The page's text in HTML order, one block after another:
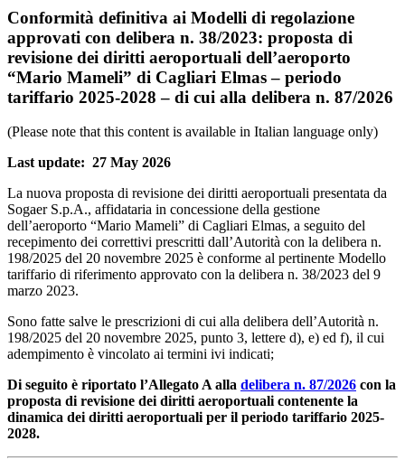
Conformità definitiva ai Modelli di regolazione
approvati con delibera n. 38/2023: proposta di
revisione dei diritti aeroportuali dell’aeroporto
“Mario Mameli” di Cagliari Elmas – periodo
tariffario 2025-2028 – di cui alla delibera n. 87/2026
(Please note that this content is available in Italian language only)
Last update: 27 May 2026
La nuova proposta di revisione dei diritti aeroportuali presentata da
Sogaer S.p.A., affidataria in concessione della gestione
dell’aeroporto “Mario Mameli” di Cagliari Elmas, a seguito del
recepimento dei correttivi prescritti dall’Autorità con la delibera n.
198/2025 del 20 novembre 2025 è conforme al pertinente Modello
tariffario di riferimento approvato con la delibera n. 38/2023 del 9
marzo 2023.
Sono fatte salve le prescrizioni di cui alla delibera dell’Autorità n.
198/2025 del 20 novembre 2025, punto 3, lettere d), e) ed f), il cui
adempimento è vincolato ai termini ivi indicati;
Di seguito è riportato l’Allegato A alla delibera n. 87/2026 con la
proposta di revisione dei diritti aeroportuali contenente la
dinamica dei diritti aeroportuali per il periodo tariffario 2025-
2028.